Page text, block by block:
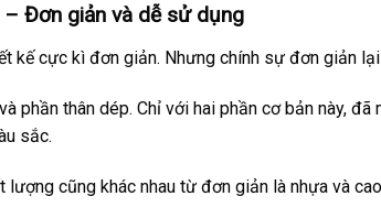
– Đơn giản và dễ sử dụng
kế cực kì đơn giản. Nhưng chính sự đơn giản
phần thân dép. Chỉ với hai phần cơ bản này,
sắc.
lượng cũng khác nhau từ đơn giản là nhựa và